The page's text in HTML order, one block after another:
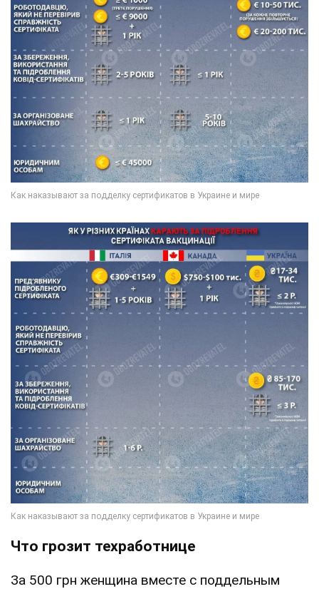
Что грозит техработнице
За 500 грн женщина вместе с поддельным